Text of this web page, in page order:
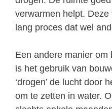
verwarmen helpt.
lang proces dat wel
Een andere manier om
is het gebruik van
‘drogen’ de lucht door
om te zetten in water.